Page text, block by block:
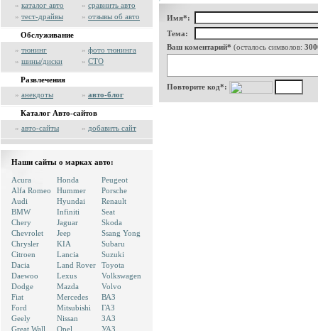
» каталог авто » сравнить авто
» тест-драйвы » отзывы об авто
Обслуживание
» тюнинг » фото тюнинга
» шины/диски » СТО
Развлечения
» анекдоты » авто-блог
Каталог Авто-сайтов
» авто-сайты » добавить сайт
Наши сайты о марках авто:
Acura
Alfa Romeo
Audi
BMW
Chery
Chevrolet
Chrysler
Citroen
Dacia
Daewoo
Dodge
Fiat
Ford
Geely
Great Wall
Honda
Hummer
Hyundai
Infiniti
Jaguar
Jeep
KIA
Lancia
Land Rover
Lexus
Mazda
Mercedes
Mitsubishi
Nissan
Opel
Peugeot
Porsche
Renault
Seat
Skoda
Ssang Yong
Subaru
Suzuki
Toyota
Volkswagen
Volvo
ВАЗ
ГАЗ
ЗАЗ
УАЗ
Имя*:
Тема:
Ваш коментарий* (осталось символов:
Повторите код*: